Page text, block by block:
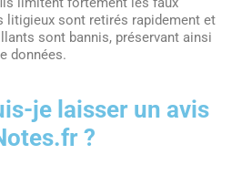
litigieux sont retirés rapidement et
sont bannis, préservant ainsi
données.
je laisser un avis
?